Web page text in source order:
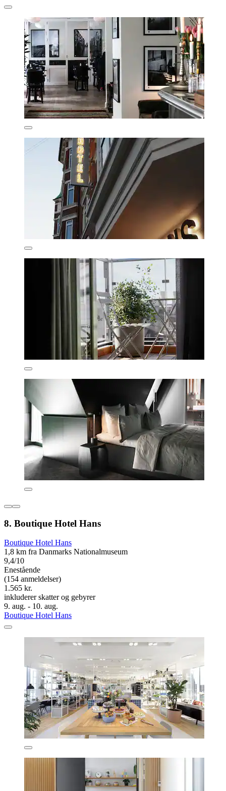
8. Boutique Hotel Hans
Boutique Hotel Hans
1,8 km fra Danmarks Nationalmuseum
9,4/10
Enestående
(154 anmeldelser)
1.565 kr.
inkluderer skatter og gebyrer
9. aug. - 10. aug.
Boutique Hotel Hans